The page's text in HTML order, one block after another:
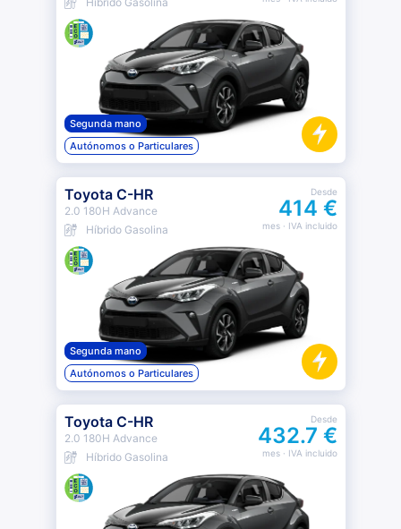
Segunda mano
Autónomos o Particulares
Toyota C-HR
2.0 180H Advance
Híbrido Gasolina
Desde
414 €
mes· IVA incluido
Segunda mano
Autónomos o Particulares
Toyota C-HR
2.0 180H Advance
Híbrido Gasolina
Desde
432.7 €
mes· IVA incluido